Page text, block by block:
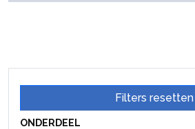
Filters resetten
ONDERDEEL